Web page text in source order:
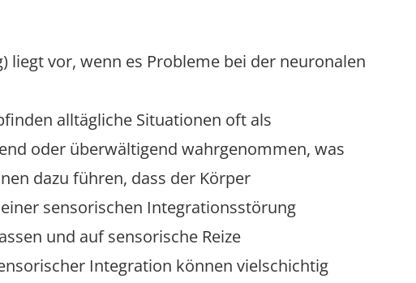
liegt vor, wenn es Probleme bei der neuronalen
alltägliche Situationen oft als
oder überwältigend wahrgenommen, was
dazu führen, dass der Körper
sensorischen Integrationsstörung
und auf sensorische Reize
Integration können vielschichtig